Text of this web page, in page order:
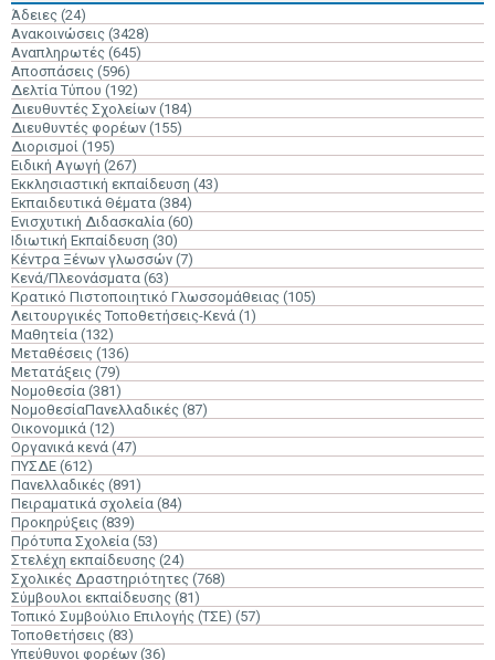
Άδειες (24)
Ανακοινώσεις (3428)
Αναπληρωτές (645)
Αποσπάσεις (596)
Δελτία Τύπου (192)
Διευθυντές Σχολείων (184)
Διευθυντές φορέων (155)
Διορισμοί (195)
Ειδική Αγωγή (267)
Εκκλησιαστική εκπαίδευση (43)
Εκπαιδευτικά Θέματα (384)
Ενισχυτική Διδασκαλία (60)
Ιδιωτική Εκπαίδευση (30)
Κέντρα Ξένων γλωσσών (7)
Κενά/Πλεονάσματα (63)
Κρατικό Πιστοποιητικό Γλωσσομάθειας (105)
Λειτουργικές Τοποθετήσεις-Κενά (1)
Μαθητεία (132)
Μεταθέσεις (136)
Μετατάξεις (79)
Νομοθεσία (381)
ΝομοθεσίαΠανελλαδικές (87)
Οικονομικά (12)
Οργανικά κενά (47)
ΠΥΣΔΕ (612)
Πανελλαδικές (891)
Πειραματικά σχολεία (84)
Προκηρύξεις (839)
Πρότυπα Σχολεία (53)
Στελέχη εκπαίδευσης (24)
Σχολικές Δραστηριότητες (768)
Σύμβουλοι εκπαίδευσης (81)
Τοπικό Συμβούλιο Επιλογής (ΤΣΕ) (57)
Τοποθετήσεις (83)
Υπεύθυνοι φορέων (36)